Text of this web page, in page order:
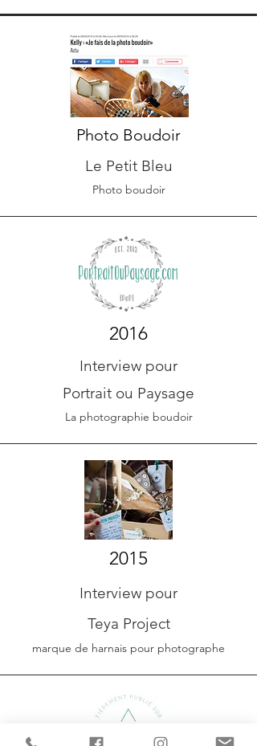
Photo Boudoir
Le Petit Bleu
Photo boudoir
2016
Interview pour
Portrait ou Paysage
La photographie boudoir
2015
Interview pour
Teya Project
marque de harnais pour photographe